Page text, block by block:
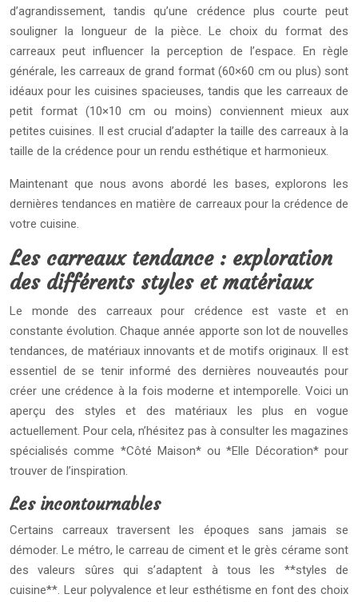
d’agrandissement, tandis qu’une crédence plus courte peut
souligner la longueur de la pièce. Le choix du format des
carreaux peut influencer la perception de l’espace. En règle
générale, les carreaux de grand format (60×60 cm ou plus) sont
idéaux pour les cuisines spacieuses, tandis que les carreaux de
petit format (10×10 cm ou moins) conviennent mieux aux
petites cuisines. Il est crucial d’adapter la taille des carreaux à la
taille de la crédence pour un rendu esthétique et harmonieux.
Maintenant que nous avons abordé les bases, explorons les
dernières tendances en matière de carreaux pour la crédence de
votre cuisine.
Les carreaux tendance : exploration
des différents styles et matériaux
Le monde des carreaux pour crédence est vaste et en
constante évolution. Chaque année apporte son lot de nouvelles
tendances, de matériaux innovants et de motifs originaux. Il est
essentiel de se tenir informé des dernières nouveautés pour
créer une crédence à la fois moderne et intemporelle. Voici un
aperçu des styles et des matériaux les plus en vogue
actuellement. Pour cela, n’hésitez pas à consulter les magazines
spécialisés comme *Côté Maison* ou *Elle Décoration* pour
trouver de l’inspiration.
Les incontournables
Certains carreaux traversent les époques sans jamais se
démoder. Le métro, le carreau de ciment et le grès cérame sont
des valeurs sûres qui s’adaptent à tous les **styles de
cuisine**. Leur polyvalence et leur esthétisme en font des choix